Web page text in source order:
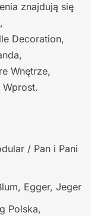
znajdują się
Decoration,
Wnętrze,
Wprost.
/ Pan i Pani
Egger, Jeger
Polska,